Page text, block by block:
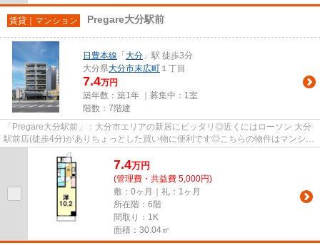
賃貸｜マンション Pregare大分駅前
日豊本線 「 大分 」駅 徒歩3分
大分県大分市末広町 １丁目
7.4万円
築年数：築1年 ｜募集中： 1室
階数：7階建
「Pregare大分駅前」：大分市エリアの新居にピッタリ◎近くにはローソン 大分
駅前店(徒歩4分)がありちょっとした買い物に便利です◎こちらの物件はマンショ
ンです◎大分市エリアでの新生...
7.4万円
(管理費・共益費 5,000円)
敷：0ヶ月｜礼：1ヶ月
所在階：6階
間取り：1K
面積：30.04㎡